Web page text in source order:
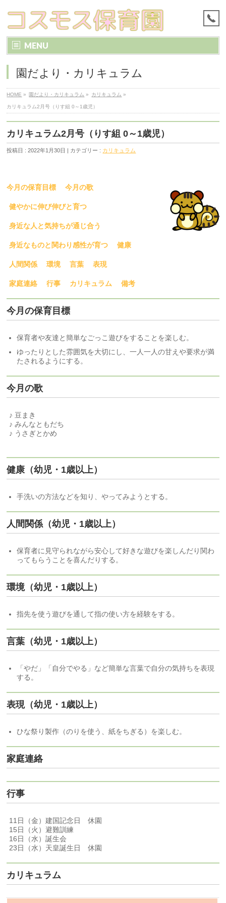
MENU
園だより・カリキュラム
HOME » 園だより・カリキュラム » カリキュラム »
カリキュラム2月号（りす組 0～1歳児）
カリキュラム2月号（りす組 0～1歳児）
投稿日 : 2022年1月30日 | カテゴリー : カリキュラム
今月の保育目標 今月の歌
健やかに伸び伸びと育つ
身近な人と気持ちが通じ合う
身近なものと関わり感性が育つ 健康
人間関係 環境 言葉 表現
家庭連絡 行事 カリキュラム 備考
今月の保育目標
保育者や友達と簡単なごっこ遊びをすることを楽しむ。
ゆったりとした雰囲気を大切にし、一人一人の甘えや要求が満
たされるようにする。
今月の歌
♪ 豆まき
♪ みんなともだち
♪ うさぎとかめ
健康（幼児・1歳以上）
手洗いの方法などを知り、やってみようとする。
人間関係（幼児・1歳以上）
保育者に見守られながら安心して好きな遊びを楽しんだり関わ
ってもらうことを喜んだりする。
環境（幼児・1歳以上）
指先を使う遊びを通して指の使い方を経験をする。
言葉（幼児・1歳以上）
「やだ」「自分でやる」など簡単な言葉で自分の気持ちを表現
する。
表現（幼児・1歳以上）
ひな祭り製作（のりを使う、紙をちぎる）を楽しむ。
家庭連絡
行事
11日（金）建国記念日 休園
15日（火）避難訓練
16日（水）誕生会
23日（水）天皇誕生日 休園
カリキュラム